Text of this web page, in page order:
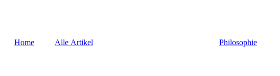
Home Alle Artikel Philosophie